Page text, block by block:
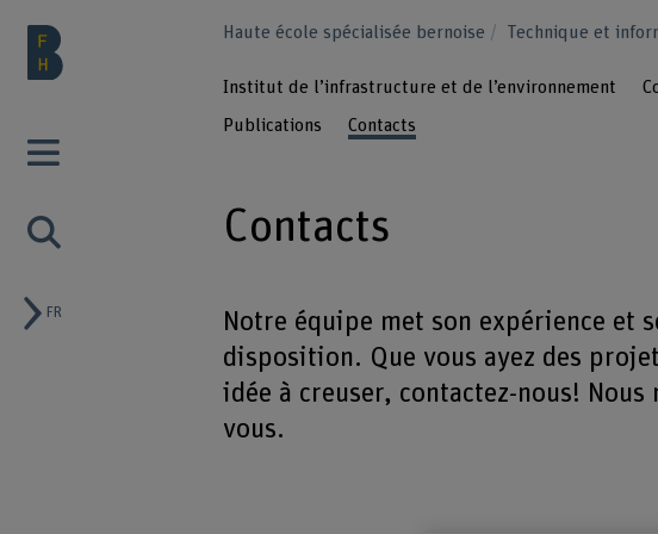
FR
Haute école spécialisée bernoise Technique et
Institut de l’infrastructure et de l’environnement
Publications Contacts
Contacts
Notre équipe met son expérience et
disposition. Que vous ayez des
idée à creuser, contactez-nous! Nous
vous.